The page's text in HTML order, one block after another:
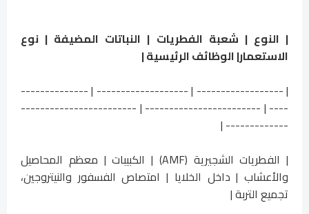
| النوع | شعبة الفطريات | النباتات المضيفة | نوع
الاستعمار| الوظائف الرئيسية |
| ------------------ | ------------------- | --------------
---- | ------------------------ | ------------------------
------------- |
| الفطريات الشجيرية (AMF) | الكبيبات | معظم المحاصيل
والأعشاب | داخل الخلايا | امتصاص الفسفور والنيتروجين،
تجميع التربة |